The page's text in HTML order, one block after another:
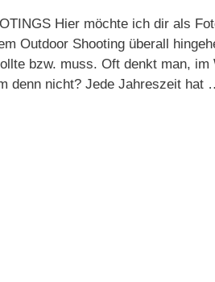
Hier möchte ich dir als
Outdoor Shooting überall
bzw. muss. Oft denkt man, im
denn nicht? Jede Jahreszeit hat